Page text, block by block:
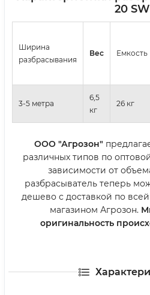
20
Ширина
разбрасывания
Вес Емкость
3-5 метра
6,5
кг
26 кг
ООО "Агрозон"
различных типов по
зависимости от
разбрасыватель теперь
дешево с доставкой по
магазином Агрозон.
оригинальность